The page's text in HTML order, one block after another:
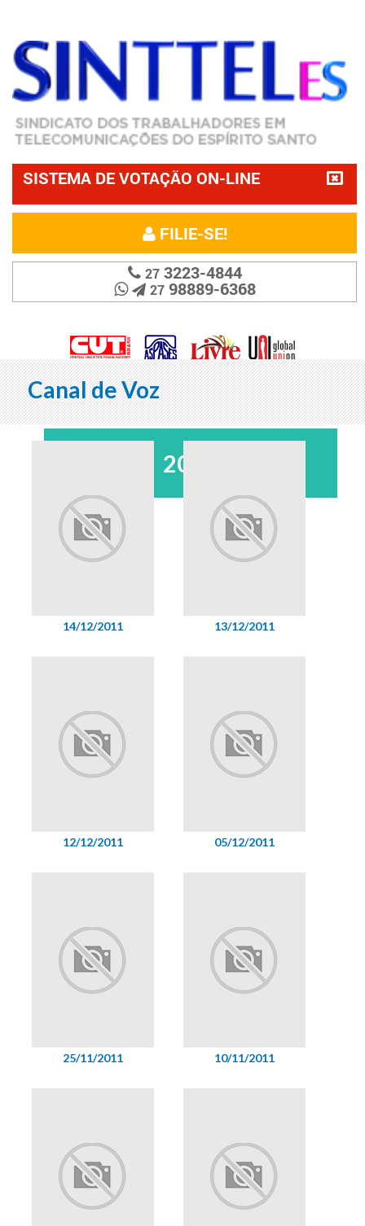
SISTEMA DE VOTAÇÃO ON-LINE
FILIE-SE!
273223-4844
2798889-6368
Canal de Voz
2011
14/12/2011 13/12/2011
12/12/2011 05/12/2011
25/11/2011 10/11/2011